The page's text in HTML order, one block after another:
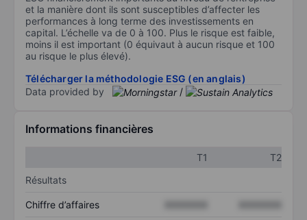
et la manière dont ils sont susceptibles d’affecter les
performances à long terme des investissements en
capital. L’échelle va de 0 à 100. Plus le risque est faible,
moins il est important (0 équivaut à aucun risque et 100
au risque le plus élevé).
Télécharger la méthodologie ESG (en anglais)
Data provided by
/
Informations financières
T1
T2
Résultats
Chiffre d’affaires